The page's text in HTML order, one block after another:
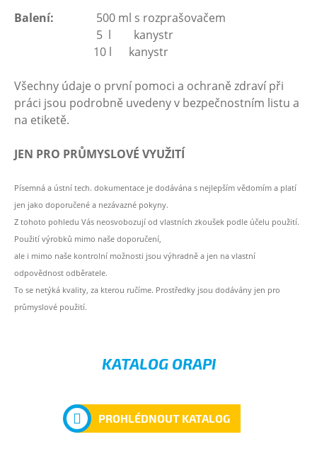
Balení: 500 ml s rozprašovačem
5 l kanystr
10 l kanystr
Všechny údaje o první pomoci a ochraně zdraví při
práci jsou podrobně uvedeny v bezpečnostním listu a
na etiketě.
JEN PRO PRŮMYSLOVÉ VYUŽITÍ
Písemná a ústní tech. dokumentace je dodávána s nejlepším vědomím a platí
jen jako doporučené a nezávazné pokyny.
Z tohoto pohledu Vás neosvobozují od vlastních zkoušek podle účelu použití.
Použití výrobků mimo naše doporučení,
ale i mimo naše kontrolní možnosti jsou výhradně a jen na vlastní
odpovědnost odběratele.
To se netýká kvality, za kterou ručíme. Prostředky jsou dodávány jen pro
průmyslové použití.
KATALOG ORAPI
PROHLÉDNOUT KATALOG